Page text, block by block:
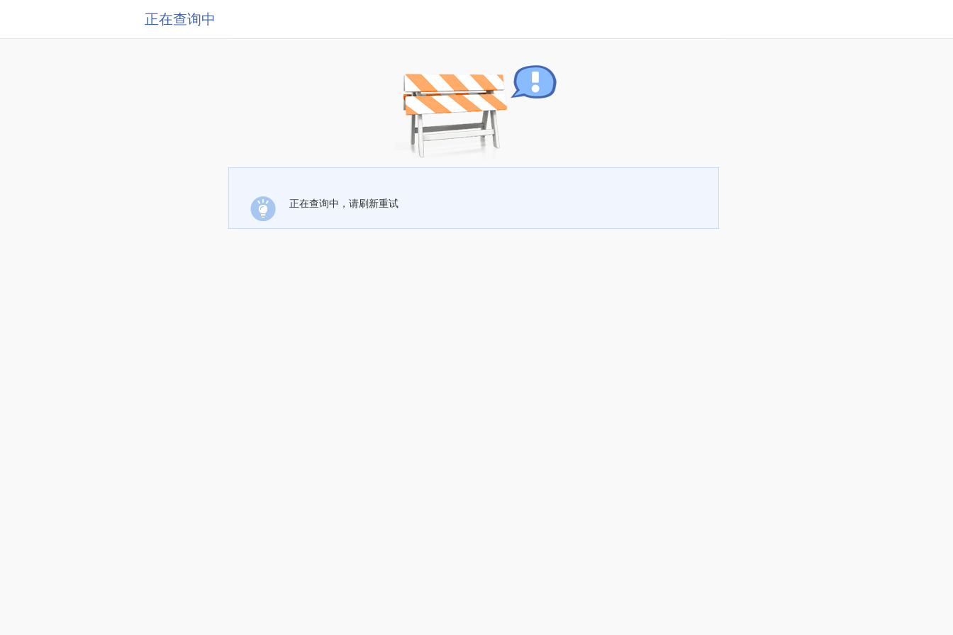
正在查询中
正在查询中，请刷新重试